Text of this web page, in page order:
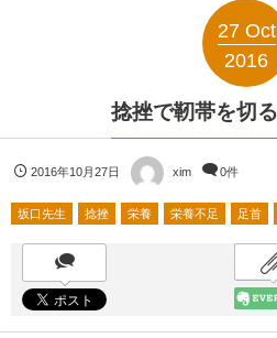
27 Oct
2016
捻挫で靭帯を切
2016年10月27日 xim 0件
坂口先生 捻挫 栄養 栄養不足 足首